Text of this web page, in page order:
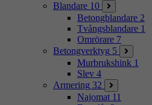
Blandare 10
Betongblandare 2
Tvångsblandare 1
Omrörare 7
Betongverktyg 5
Murbrukshink 1
Slev 4
Armering 32
Najomat 11